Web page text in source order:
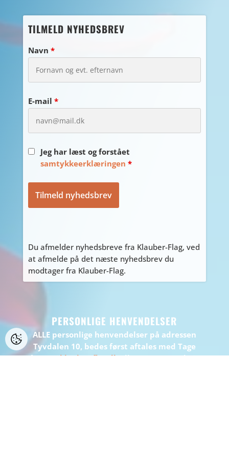
TILMELD NYHEDSBREV
Navn *
E-mail *
Jeg har læst og forstået
samtykkeerklæringen *
Du afmelder nyhedsbreve fra Klauber-Flag, ved
at afmelde på det næste nyhedsbrev du
modtager fra Klauber-Flag.
PERSONLIGE HENVENDELSER
ALLE personlige henvendelser på adressen
Tyvdalen 10, bedes først aftales med Tage
på tage@klauber-flag.dk eller 86447260, da jeg